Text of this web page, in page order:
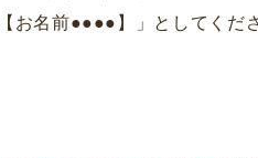
お名前●●●●】」としてくださ